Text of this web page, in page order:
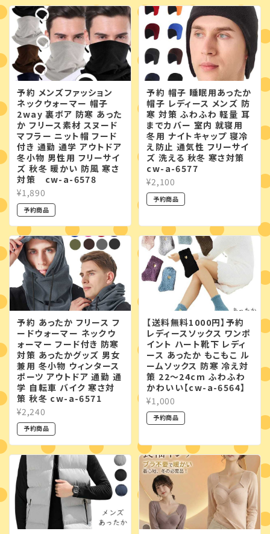
予約 メンズファッション
ネックウォーマー 帽子
2way 裏ボア 防寒 あった
か フリース素材 スヌード
マフラー ニット帽 フード
付き 通勤 通学 アウトドア
冬小物 男性用 フリーサイ
ズ 秋冬 暖かい 防風 寒さ
対策 cw-a-6578
¥1,890
予約商品
予約 帽子 睡眠用あったか
帽子 レディース メンズ 防
寒 対策 ふわふわ 軽量 耳
までカバー 室内 就寝用
冬用 ナイトキャップ 寝冷
え防止 通気性 フリーサイ
ズ 洗える 秋冬 寒さ対策
cw-a-6577
¥2,100
予約商品
予約 あったか フリース フ
ードウォーマー ネックウ
ォーマー フード付き 防寒
対策 あったかグッズ 男女
兼用 冬小物 ウィンタース
ポーツ アウトドア 通勤 通
学 自転車 バイク 寒さ対
策 秋冬 cw-a-6571
¥2,240
予約商品
【送料無料1000円】予約
レディースソックス ワンポ
イント ハート靴下 レディ
ース あったか もこもこ ル
ームソックス 防寒 冷え対
策 22〜24cm ふわふわ
かわいい【cw-a-6564】
¥1,000
予約商品